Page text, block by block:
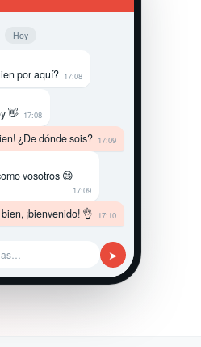
Hoy
por aquí? 17:08
👋 17:08
¿De dónde sois? 17:09
vosotros 😄
17:09
¡bienvenido! 👌 17:10
➤